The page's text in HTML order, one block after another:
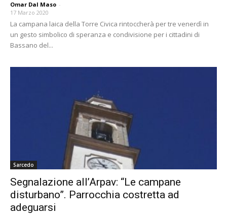
Omar Dal Maso -
17 Marzo 2020
La campana laica della Torre Civica rintoccherà per tre venerdì in
un gesto simbolico di speranza e condivisione per i cittadini di
Bassano del...
Sarcedo
Segnalazione all’Arpav: “Le campane
disturbano”. Parrocchia costretta ad
adeguarsi